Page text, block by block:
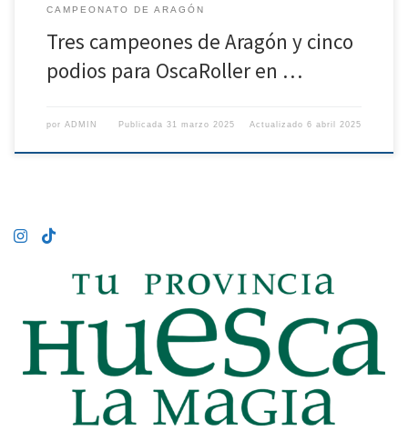
CAMPEONATO DE ARAGÓN
Tres campeones de Aragón y cinco
podios para OscaRoller en …
por ADMIN Publicada31 marzo 2025 Actualizado6 abril 2025